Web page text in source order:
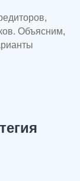
Объясним,